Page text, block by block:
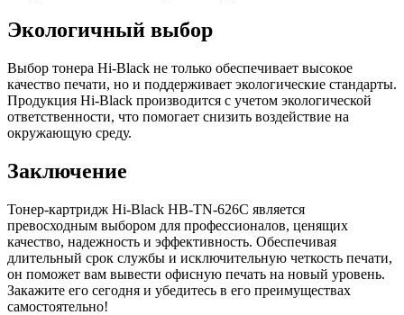
Экологичный выбор
Выбор тонера Hi-Black не только обеспечивает высокое
качество печати, но и поддерживает экологические стандарты.
Продукция Hi-Black производится с учетом экологической
ответственности, что помогает снизить воздействие на
окружающую среду.
Заключение
Тонер-картридж Hi-Black HB-TN-626C является
превосходным выбором для профессионалов, ценящих
качество, надежность и эффективность. Обеспечивая
длительный срок службы и исключительную четкость печати,
он поможет вам вывести офисную печать на новый уровень.
Закажите его сегодня и убедитесь в его преимуществах
самостоятельно!